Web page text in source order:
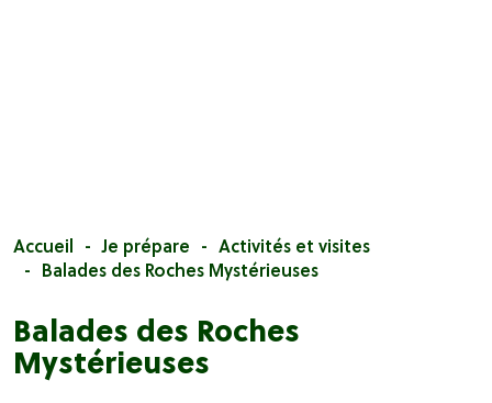
Accueil Je prépare
Activités et visites
Balades des Roches Mystérieuses
Balades des Roches
Mystérieuses